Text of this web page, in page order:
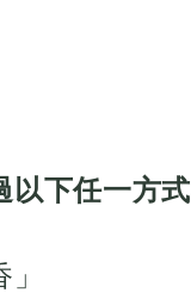
以下任一方